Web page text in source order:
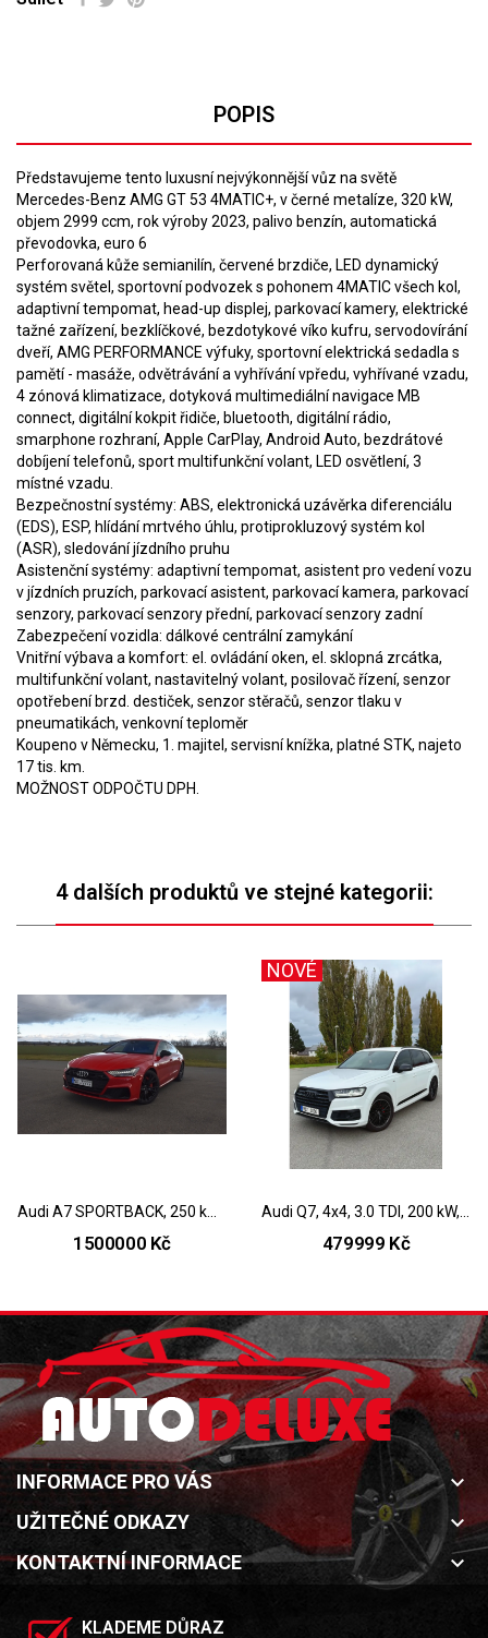
POPIS
Představujeme tento luxusní nejvýkonnější vůz na světě
Mercedes-Benz AMG GT 53 4MATIC+, v černé metalíze, 320 kW,
objem 2999 ccm, rok výroby 2023, palivo benzín, automatická
převodovka, euro 6
Perforovaná kůže semianilín, červené brzdiče, LED dynamický
systém světel, sportovní podvozek s pohonem 4MATIC všech kol,
adaptivní tempomat, head-up displej, parkovací kamery, elektrické
tažné zařízení, bezklíčkové, bezdotykové víko kufru, servodovírání
dveří, AMG PERFORMANCE výfuky, sportovní elektrická sedadla s
pamětí - masáže, odvětrávání a vyhřívání vpředu, vyhřívané vzadu,
4 zónová klimatizace, dotyková multimediální navigace MB
connect, digitální kokpit řidiče, bluetooth, digitální rádio,
smarphone rozhraní, Apple CarPlay, Android Auto, bezdrátové
dobíjení telefonů, sport multifunkční volant, LED osvětlení, 3
místné vzadu.
Bezpečnostní systémy: ABS, elektronická uzávěrka diferenciálu
(EDS), ESP, hlídání mrtvého úhlu, protiprokluzový systém kol
(ASR), sledování jízdního pruhu
Asistenční systémy: adaptivní tempomat, asistent pro vedení vozu
v jízdních pruzích, parkovací asistent, parkovací kamera, parkovací
senzory, parkovací senzory přední, parkovací senzory zadní
Zabezpečení vozidla: dálkové centrální zamykání
Vnitřní výbava a komfort: el. ovládání oken, el. sklopná zrcátka,
multifunkční volant, nastavitelný volant, posilovač řízení, senzor
opotřebení brzd. destiček, senzor stěračů, senzor tlaku v
pneumatikách, venkovní teploměr
Koupeno v Německu, 1. majitel, servisní knížka, platné STK, najeto
17 tis. km.
MOŽNOST ODPOČTU DPH.
4 dalších produktů ve stejné kategorii:
Audi A7 SPORTBACK, 250 kW, 2018
1500000 Kč
NOVÉ
Audi Q7, 4x4, 3.0 TDI, 200 kW, 2016, S-Line
479999 Kč
INFORMACE PRO VÁS keyboard_arrow_down
UŽITEČNÉ ODKAZY keyboard_arrow_down
KONTAKTNÍ INFORMACE keyboard_arrow_down
KLADEME DŮRAZ